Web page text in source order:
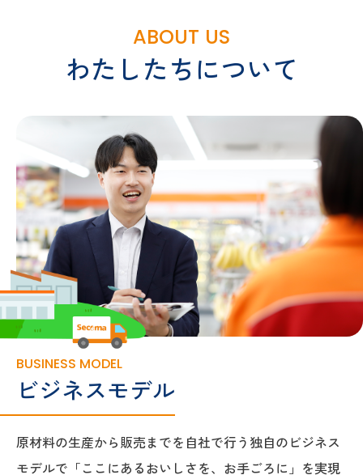
ABOUT US
わたしたちについて
BUSINESS MODEL
ビジネスモデル
原材料の生産から販売までを自社で行う独自のビジネス
モデルで「ここにあるおいしさを、お手ごろに」を実現